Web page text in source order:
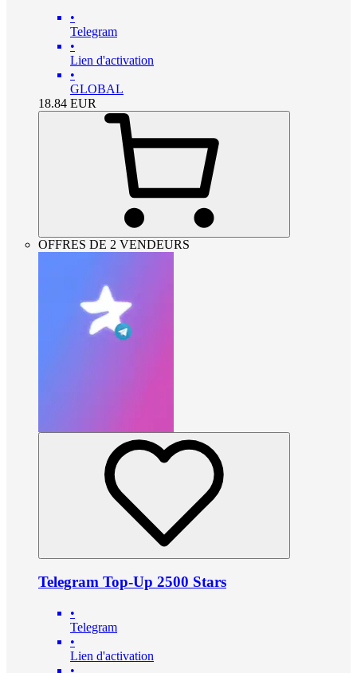
•
Telegram
•
Lien d'activation
•
GLOBAL
18.84 EUR
OFFRES DE 2 VENDEURS
Telegram Top-Up 2500 Stars
•
Telegram
•
Lien d'activation
•